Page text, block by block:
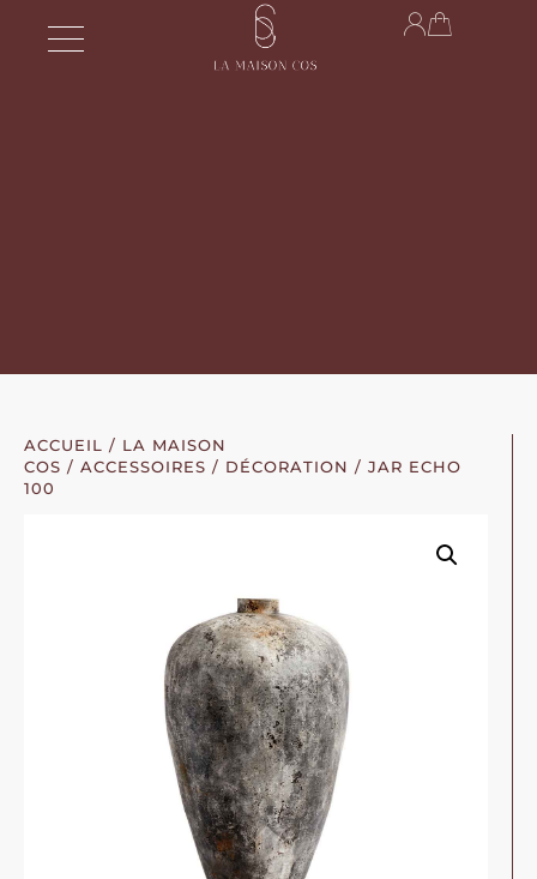
ACCUEIL / LA MAISON
COS / ACCESSOIRES / DÉCORATION / JAR ECHO
100